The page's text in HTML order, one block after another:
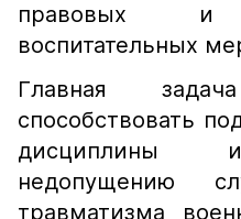
правовых и
воспитательных
Главная
способствовать
дисциплины
недопущению
травматизма